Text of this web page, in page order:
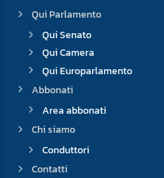
Qui Parlamento
Qui Senato
Qui Camera
Qui Europarlamento
Abbonati
Area abbonati
Chi siamo
Conduttori
Contatti